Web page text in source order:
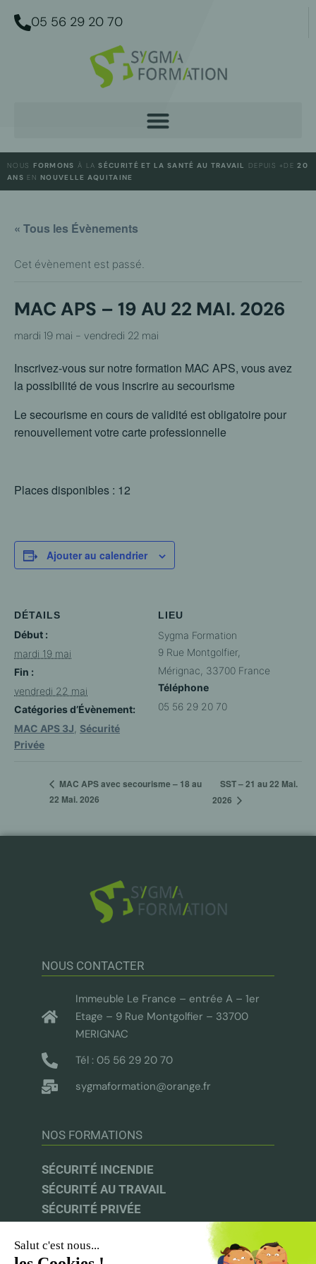
05 56 29 20 70
NOUS FORMONS À LASÉCURITÉ ET LA SANTÉ AU TRAVAIL DEPUIS +DE20
ANS ENNOUVELLE AQUITAINE
« Tous les Évènements
Cet évènement est passé.
MAC APS – 19 AU 22 MAI. 2026
mardi 19 mai - vendredi 22 mai
Inscrivez-vous sur notre formation MAC APS, vous avez
la possibilité de vous inscrire au secourisme
Le secourisme en cours de validité est obligatoire pour
renouvellement votre carte professionnelle
Places disponibles : 12
Ajouter au calendrier
DÉTAILS
Début :
mardi 19 mai
Fin :
vendredi 22 mai
Catégories d’Évènement:
MAC APS 3J Sécurité
Privée
LIEU
Sygma Formation
9 Rue Montgolfier,
Mérignac 33700 France
Téléphone
05 56 29 20 70
MAC APS avec secourisme – 18 au
22 Mai. 2026
SST – 21 au 22 Mai.
2026
NOUS CONTACTER
Immeuble Le France – entrée A – 1er
Etage – 9 Rue Montgolfier – 33700
MERIGNAC
Tél : 05 56 29 20 70
sygmaformation@orange.fr
NOS FORMATIONS
SÉCURITÉ INCENDIE
SÉCURITÉ AU TRAVAIL
SÉCURITÉ PRIVÉE